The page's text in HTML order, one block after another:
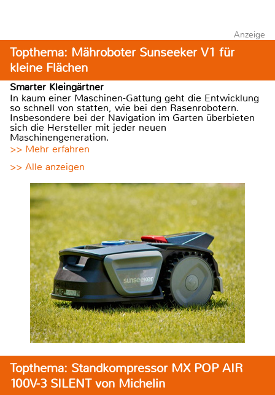
Anzeige
Topthema: Mähroboter Sunseeker V1 für
kleine Flächen
Smarter Kleingärtner
In kaum einer Maschinen-Gattung geht die Entwicklung
so schnell von statten, wie bei den Rasenrobotern.
Insbesondere bei der Navigation im Garten überbieten
sich die Hersteller mit jeder neuen
Maschinengeneration.
>> Mehr erfahren
>> Alle anzeigen
Topthema: Standkompressor MX POP AIR
100V-3 SILENT von Michelin